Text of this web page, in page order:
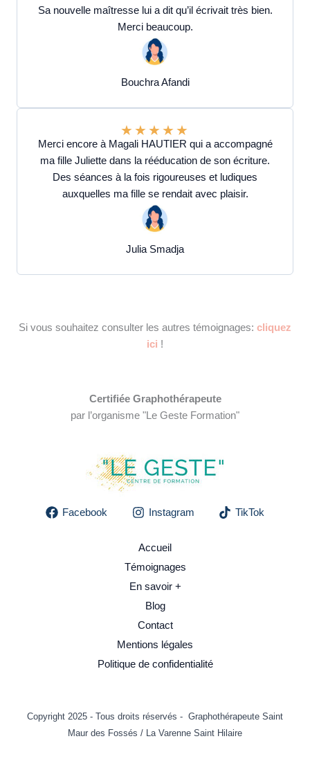
Sa nouvelle maîtresse lui a dit qu’il écrivait très bien.
Merci beaucoup.
Bouchra Afandi
★★★★★
Merci encore à Magali HAUTIER qui a accompagné
ma fille Juliette dans la rééducation de son écriture.
Des séances à la fois rigoureuses et ludiques
auxquelles ma fille se rendait avec plaisir.
Julia Smadja
Si vous souhaitez consulter les autres témoignages: cliquez
ici !
Certifiée Graphothérapeute
par l’organisme "Le Geste Formation"
Facebook Instagram TikTok
Accueil
Témoignages
En savoir +
Blog
Contact
Mentions légales
Politique de confidentialité
Copyright 2025 - Tous droits réservés - Graphothérapeute Saint
Maur des Fossés / La Varenne Saint Hilaire